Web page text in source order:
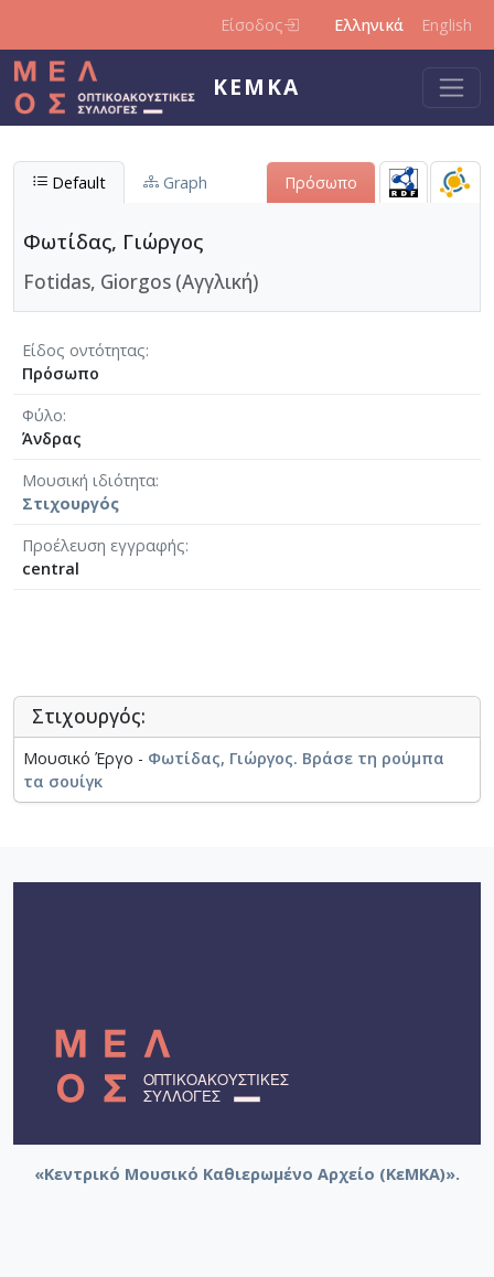
Είσοδος Ελληνικά English
ΚΕΜΚΑ
Default Graph Πρόσωπο
Φωτίδας, Γιώργος
Fotidas, Giorgos (Αγγλική)
Είδος οντότητας
Πρόσωπο
Φύλο
Άνδρας
Μουσική ιδιότητα
Στιχουργός
Προέλευση εγγραφής
central
Στιχουργός:
Μουσικό Έργο - Φωτίδας, Γιώργος. Βράσε τη ρούμπα
τα σουίγκ
«Κεντρικό Μουσικό Καθιερωμένο Αρχείο (ΚεΜΚΑ)».